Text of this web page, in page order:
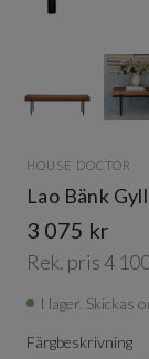
HOUSE DOCTOR
Lao Bänk
3 075 kr
Rek. pris 4
I lager. Skickas
Färgbeskrivning